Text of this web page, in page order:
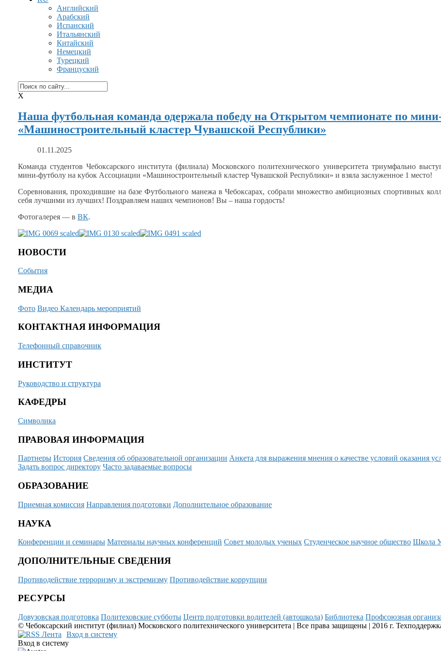
Английский
Арабский
Испанский
Итальянский
Китайский
Немецкий
Турецкий
Француский
X
Наша футбольная команда одержала победу на Открытом чемпионате по
«Машиностроительный кластер Чувашской Республики»
01.11.2025
Команда студентов Чебоксарского института (филиала) Московского политехнического университета триумфально
мини-футболу на кубок Ассоциации «Машиностроительный кластер Чувашской Республики» и взяла заслуженное 1 место!
Соревнования, проходившие на базеФутбольного манежа в Чебоксарах, собрали множество амбициозных спортивных
себя лучшими из лучших! Поздравляем наших чемпионов! Вы – наша гордость!
Фотогалерея — в ВК.
НОВОСТИ
События
МЕДИА
Фото Видео Календарь мероприятий
КОНТАКТНАЯ ИНФОРМАЦИЯ
Телефонный справочник
ИНСТИТУТ
Руководство и структура
КАФЕДРЫ
Символика
ПРАВОВАЯ ИНФОРМАЦИЯ
Партнеры История Сведения об образовательной организации Анкета для выражения мнения о качестве условий оказания
Задать вопрос директору Часто задаваемые вопросы
ОБРАЗОВАНИЕ
Приемная комиссия Направления подготовки Дополнительное образование
НАУКА
Конференции и семинары Материалы научных конференций Совет молодых ученых Студенческое научное общество Школа
ДОПОЛНИТЕЛЬНЫЕ СВЕДЕНИЯ
Противодействие терроризму и экстремизму Противодействие коррупции
РЕСУРСЫ
Довузовская подготовка Политеховские субботы Центр подготовки водителей (автошкола) Библиотека Профсоюзная
© Чебоксарский институт (филиал) Московского политехнического университета | Все права защищены | 2016 г.
Вход в систему
Вход в систему